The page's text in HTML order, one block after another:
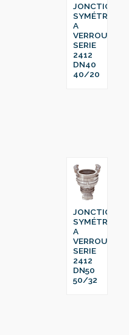
JONCTION
SYMÉTRIQUE
A
VERROU
SERIE
2412
DN40
40/20
JONCTION
SYMÉTRIQUE
A
VERROU
SERIE
2412
DN50
50/32